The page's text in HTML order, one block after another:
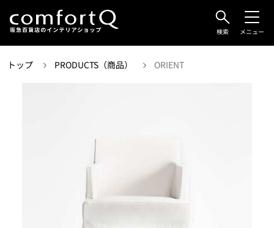
検索 メニュー
トップ PRODUCTS（商品） ORIENT